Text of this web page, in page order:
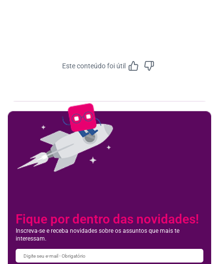
Este conteúdo foi útil
Fique por dentro das novidades!
Inscreva-se e receba novidades sobre os assuntos que mais te
interessam.